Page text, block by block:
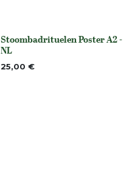
None
Stoombadrituelen Poster A2 -
NL
25,00 €